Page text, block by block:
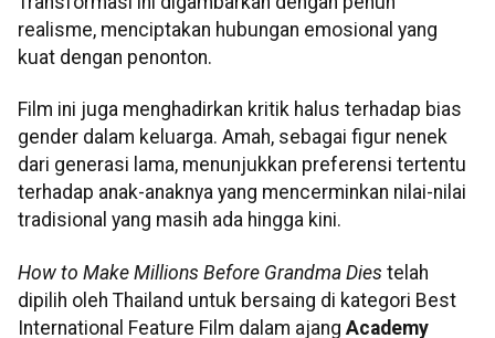
realisme, menciptakan hubungan emosional yang
kuat dengan penonton.
Film ini juga menghadirkan kritik halus terhadap bias
gender dalam keluarga. Amah, sebagai figur nenek
dari generasi lama, menunjukkan preferensi tertentu
terhadap anak-anaknya yang mencerminkan nilai-nilai
tradisional yang masih ada hingga kini.
How to Make Millions Before Grandma Dies telah
dipilih oleh Thailand untuk bersaing di kategori Best
International Feature Film dalam ajang Academy